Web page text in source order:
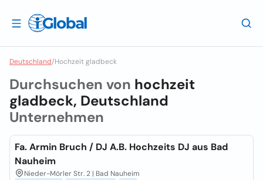
Deutschland/Hochzeit gladbeck
Durchsuchen von hochzeit
gladbeck, Deutschland
Unternehmen
Fa. Armin Bruch / DJ A.B. Hochzeits DJ aus Bad
Nauheim
Nieder-Mörler Str. 2 | Bad Nauheim